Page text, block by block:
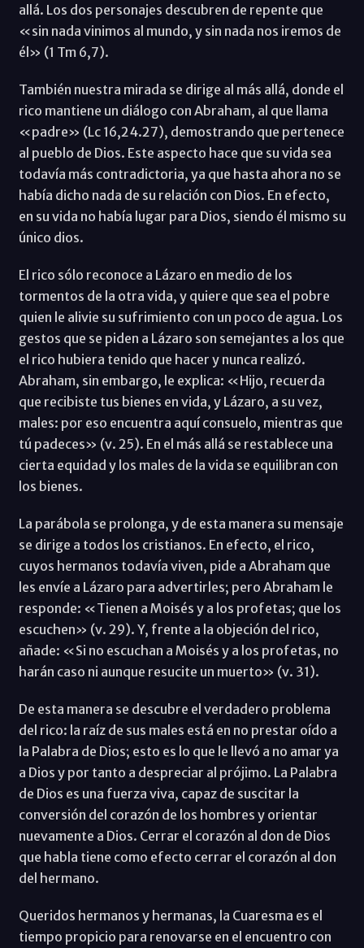
allá. Los dos personajes descubren de repente que
«sin nada vinimos al mundo, y sin nada nos iremos de
él» (1 Tm 6,7).
También nuestra mirada se dirige al más allá, donde el
rico mantiene un diálogo con Abraham, al que llama
«padre» (Lc 16,24.27), demostrando que pertenece
al pueblo de Dios. Este aspecto hace que su vida sea
todavía más contradictoria, ya que hasta ahora no se
había dicho nada de su relación con Dios. En efecto,
en su vida no había lugar para Dios, siendo él mismo su
único dios.
El rico sólo reconoce a Lázaro en medio de los
tormentos de la otra vida, y quiere que sea el pobre
quien le alivie su sufrimiento con un poco de agua. Los
gestos que se piden a Lázaro son semejantes a los que
el rico hubiera tenido que hacer y nunca realizó.
Abraham, sin embargo, le explica: «Hijo, recuerda
que recibiste tus bienes en vida, y Lázaro, a su vez,
males: por eso encuentra aquí consuelo, mientras que
tú padeces» (v. 25). En el más allá se restablece una
cierta equidad y los males de la vida se equilibran con
los bienes.
La parábola se prolonga, y de esta manera su mensaje
se dirige a todos los cristianos. En efecto, el rico,
cuyos hermanos todavía viven, pide a Abraham que
les envíe a Lázaro para advertirles; pero Abraham le
responde: «Tienen a Moisés y a los profetas; que los
escuchen» (v. 29). Y, frente a la objeción del rico,
añade: «Si no escuchan a Moisés y a los profetas, no
harán caso ni aunque resucite un muerto» (v. 31).
De esta manera se descubre el verdadero problema
del rico: la raíz de sus males está en no prestar oído a
la Palabra de Dios; esto es lo que le llevó a no amar ya
a Dios y por tanto a despreciar al prójimo. La Palabra
de Dios es una fuerza viva, capaz de suscitar la
conversión del corazón de los hombres y orientar
nuevamente a Dios. Cerrar el corazón al don de Dios
que habla tiene como efecto cerrar el corazón al don
del hermano.
Queridos hermanos y hermanas, la Cuaresma es el
tiempo propicio para renovarse en el encuentro con